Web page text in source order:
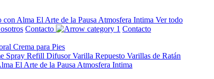
con Alma El Arte de la Pausa Atmosfera Intima Ver todo
Contacto
Contacto
Crema para Pies
Spray Refill Difusor Varilla Repuesto Varillas de Ratán
El Arte de la Pausa Atmosfera Intima